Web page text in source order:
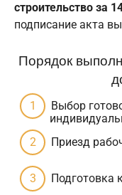
строительство за
подписание акта
Порядок
Выбор
Приезд
Подготовка